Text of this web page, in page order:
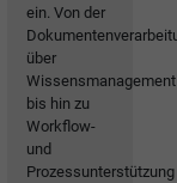
ein. Von der
über
Wissensmanagement
bis hin zu
Workflow-
und
Prozessunterstützung